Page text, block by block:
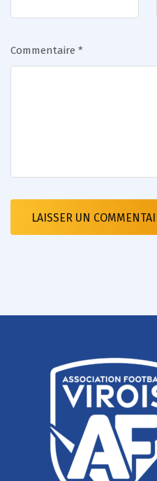
Commentaire *